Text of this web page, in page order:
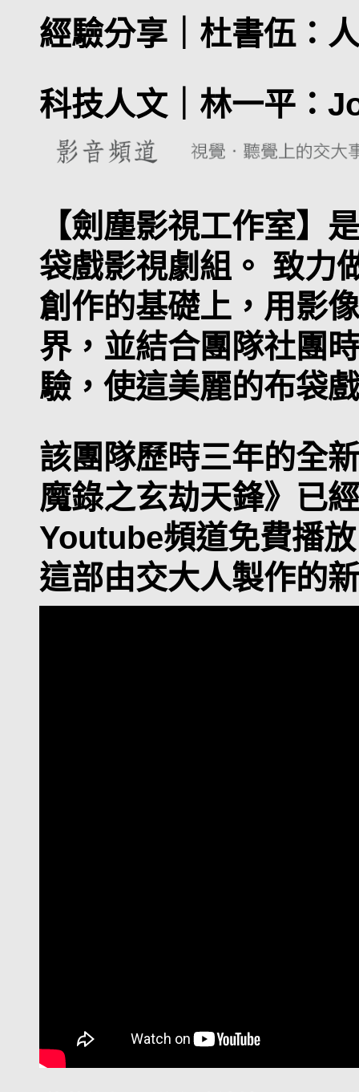
經驗分享｜ 杜書伍：
科技人文｜ 林一平：
【劍塵影視工作室】
袋戲影視劇組。 致力
創作的基礎上，用影
界，並結合團隊社團
驗，使這美麗的布袋
該團隊歷時三年的全
魔錄之玄劫天鋒》已
Youtube頻道免費播
這部由交大人製作的